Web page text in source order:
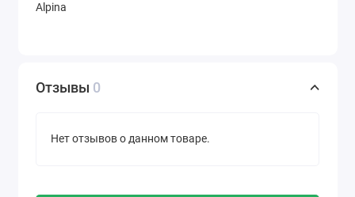
Alpina
Отзывы 0
Нет отзывов о данном товаре.